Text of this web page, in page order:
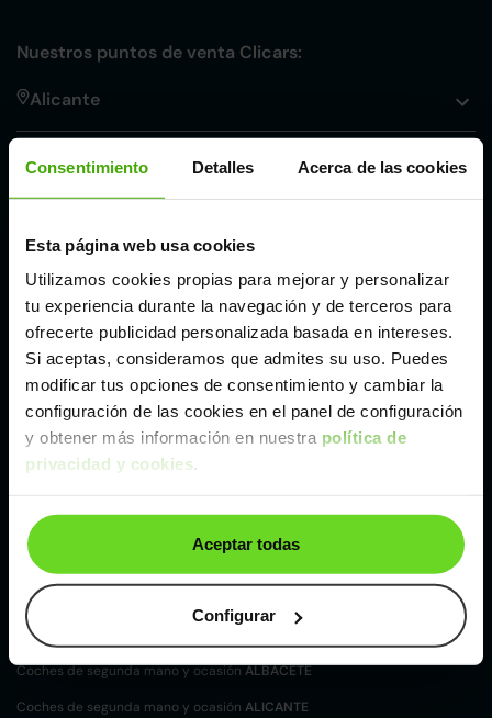
Consentimiento Detalles Acerca de las cookies
Esta página web usa cookies
Utilizamos cookies propias para mejorar y personalizar
tu experiencia durante la navegación y de terceros para
ofrecerte publicidad personalizada basada en intereses.
Si aceptas, consideramos que admites su uso. Puedes
modificar tus opciones de consentimiento y cambiar la
configuración de las cookies en el panel de configuración
y obtener más información en nuestra política de
privacidad y cookies.
Aceptar todas
Configurar
Nuestros puntos de venta Clicars:
Alicante
Córdoba
Madrid
Málaga
Valencia
Zaragoza
Ver Ford Fiesta de segunda mano y ocasión
Ford Fiesta de segunda mano y ocasión
Coches de segunda mano y ocasión por
localización
Coches de segunda mano y ocasiónALBACETE
Coches de segunda mano y ocasión ALICANTE